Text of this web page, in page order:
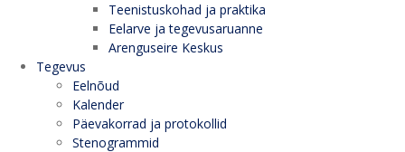
Teenistuskohad ja praktika
Eelarve ja tegevusaruanne
Arenguseire Keskus
Tegevus
Eelnõud
Kalender
Päevakorrad ja protokollid
Stenogrammid